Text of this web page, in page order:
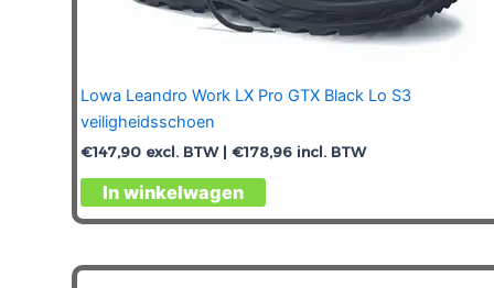
Lowa Leandro Work LX Pro GTX Black Lo S3
veiligheidsschoen
€147,90 excl. BTW | €178,96 incl. BTW
In winkelwagen
Dit
product
meerdere